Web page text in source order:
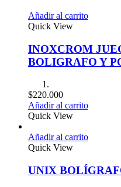
Añadir al carrito
Quick View
INOXCROM
BOLIGRAFO Y
$220.000
Añadir al carrito
Quick View
Añadir al carrito
Quick View
UNIX